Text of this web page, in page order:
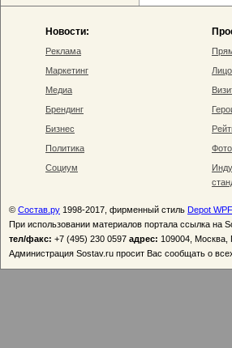
Новости:
Реклама
Маркетинг
Медиа
Брендинг
Бизнес
Политика
Социум
© Состав.ру 1998-2017, фирменный стиль Depot WPF
При использовании материалов портала ссылка на
тел/факс: +7 (495) 230 0597 адрес: 109004, Москва,
Администрация Sostav.ru просит Вас сообщать о